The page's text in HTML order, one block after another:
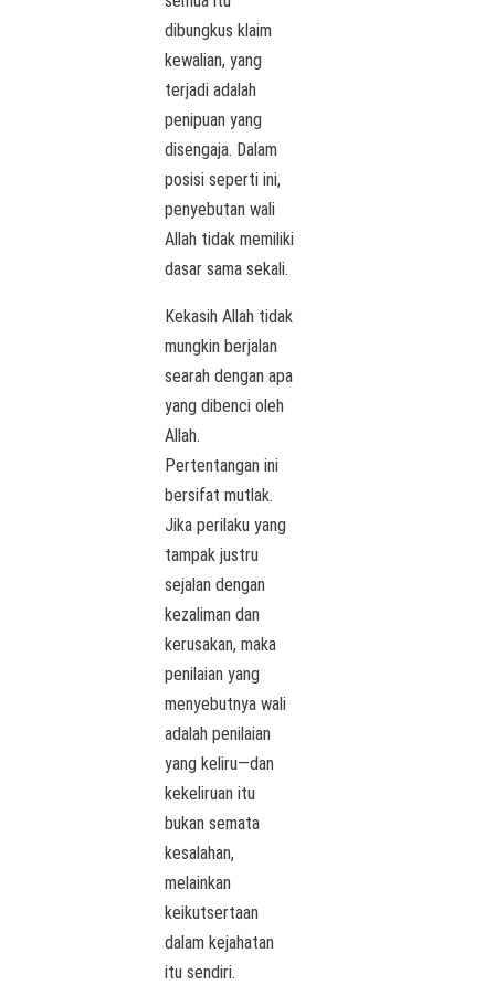
dibungkus klaim
kewalian, yang
terjadi adalah
penipuan yang
disengaja. Dalam
posisi seperti ini,
penyebutan wali
Allah tidak memiliki
dasar sama sekali.
Kekasih Allah tidak
mungkin berjalan
searah dengan apa
yang dibenci oleh
Allah.
Pertentangan ini
bersifat mutlak.
Jika perilaku yang
tampak justru
sejalan dengan
kezaliman dan
kerusakan, maka
penilaian yang
menyebutnya wali
adalah penilaian
yang keliru—dan
kekeliruan itu
bukan semata
kesalahan,
melainkan
keikutsertaan
dalam kejahatan
itu sendiri.